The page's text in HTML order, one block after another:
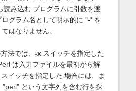
読み込む プログラムに引数を渡
グラム名として明示的に "-" を
はなりません、
法では、 -xスイッチを指定した
は入力ファイルを最初から解
イッチを指定した 場合には、ま
"perl" という文字列を含む行を探